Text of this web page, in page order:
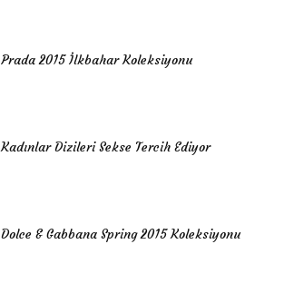
Prada 2015 İlkbahar Koleksiyonu
Kadınlar Dizileri Sekse Tercih Ediyor
Dolce & Gabbana Spring 2015 Koleksiyonu